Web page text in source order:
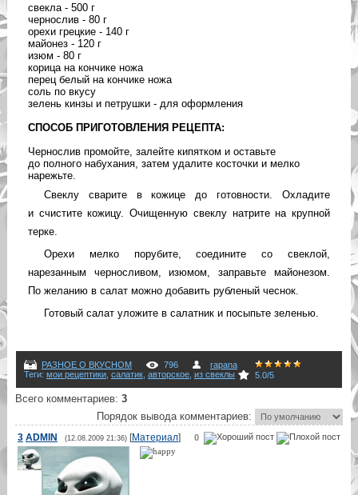
свекла - 500 г
чернослив - 80 г
орехи грецкие - 140 г
майонез - 120 г
изюм - 80 г
корица на кончике ножа
перец белый на кончике ножа
соль по вкусу
зелень кинзы и петрушки - для оформления
СПОСОБ ПРИГОТОВЛЕНИЯ РЕЦЕПТА:
Чернослив промойте, залейте кипятком и оставьте
до полного набухания, затем удалите косточки и мелко
нарежьте.
Свеклу сварите в кожице до готовности. Охладите
и счистите кожицу. Очищенную свеклу натрите на крупной
терке.
Орехи мелко порубите, соедините со свеклой,
нарезанным черносливом, изюмом, заправьте майонезом.
По желанию в салат можно добавить рубленый чеснок.
Готовый салат уложите в салатник и посыпьте зеленью.
РАЗНОЕ О ВКУСНОМ 796
rapana
Теги: мои рецептики, салатик, авторское, из свеклы 5.0/5
Всего комментариев: 3
Порядок вывода комментариев:
0
3 ADMIN (12.08.2009 21:36)[Материал]